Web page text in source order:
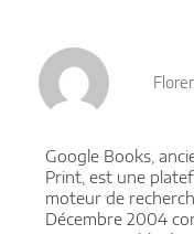
Google Books,
Print, est une
moteur de
Décembre 2004